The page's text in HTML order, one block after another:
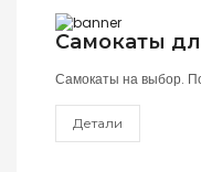
Самокаты
Самокаты на выбор.
Детали